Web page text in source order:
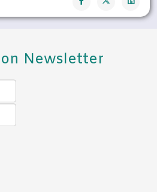
Newsletter